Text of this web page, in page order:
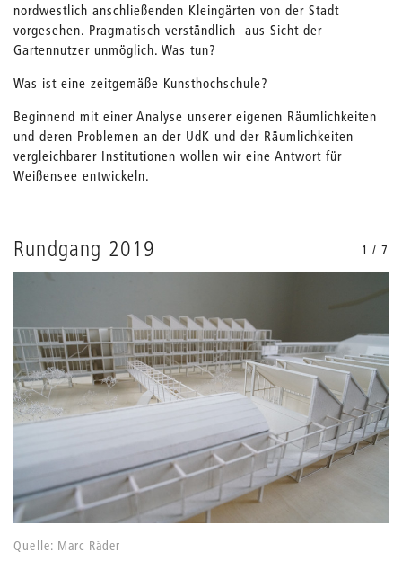
nordwestlich anschließenden Kleingärten von der Stadt
vorgesehen. Pragmatisch verständlich- aus Sicht der
Gartennutzer unmöglich. Was tun?
Was ist eine zeitgemäße Kunsthochschule?
Beginnend mit einer Analyse unserer eigenen Räumlichkeiten
und deren Problemen an der UdK und der Räumlichkeiten
vergleichbarer Institutionen wollen wir eine Antwort für
Weißensee entwickeln.
Rundgang 2019
Quelle: Marc Räder
1 / 7